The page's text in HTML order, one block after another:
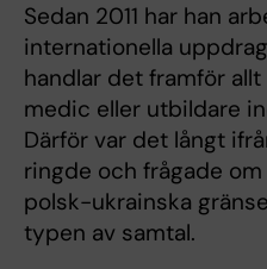
Sedan 2011 har han
internationella
handlar det framför
medic eller utbildare
Därför var det långt
ringde och frågade
polsk-ukrainska
typen av samtal.